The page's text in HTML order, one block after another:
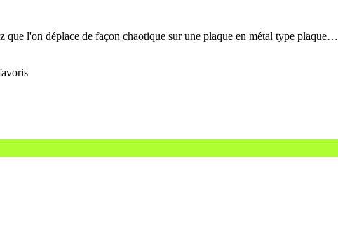
l'on déplace de façon chaotique sur une plaque en métal type plaque…